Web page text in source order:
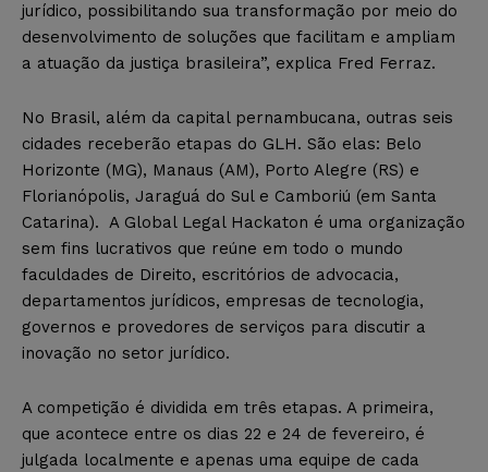
jurídico, possibilitando sua transformação por meio do
desenvolvimento de soluções que facilitam e ampliam
a atuação da justiça brasileira”, explica Fred Ferraz.
No Brasil, além da capital pernambucana, outras seis
cidades receberão etapas do GLH. São elas: Belo
Horizonte (MG), Manaus (AM), Porto Alegre (RS) e
Florianópolis, Jaraguá do Sul e Camboriú (em Santa
Catarina). A Global Legal Hackaton é uma organização
sem fins lucrativos que reúne em todo o mundo
faculdades de Direito, escritórios de advocacia,
departamentos jurídicos, empresas de tecnologia,
governos e provedores de serviços para discutir a
inovação no setor jurídico.
A competição é dividida em três etapas. A primeira,
que acontece entre os dias 22 e 24 de fevereiro, é
julgada localmente e apenas uma equipe de cada